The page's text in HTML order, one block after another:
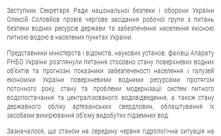
ПРЕСЦЕНТР
Drone Deals
Фотогалерея
Відеогалерея
ЗВЕРНЕННЯ ГРОМАДЯН
Звернення громадян
Заступник Секретаря Ради національної безпеки і оборони України
Олексій Соловйов провів чергове засідання робочої групи з питань
безпеки водних ресурсів держави та забезпечення населення якісною
питною водою в населених пунктах України.
Представники міністерств і відомств, наукових установ, фахівці Апарату
РНБО України розглянули питання стосовно стану поверхневих водних
об’єктів та прогнозні показники забезпеченості населення і галузей
економіки України поверхневими водними ресурсами протягом
поточного року, стану та проблеми модернізації систем питного
водопостачання та централізованого водовідведення, а також стану
державного обліку артезіанських свердловин, облаштування їх
засобами вимірювання об’єму видобутих підземних вод.
Зазначалося, що станом на середину червня гідрологічна ситуація на